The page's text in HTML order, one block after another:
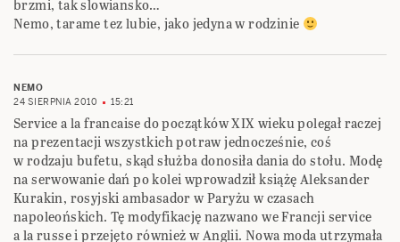
brzmi, tak slowiansko…
Nemo, tarame tez lubie, jako jedyna w rodzinie
NEMO
24 SIERPNIA 2010
15:21
Service a la francaise do początków XIX wieku polegał raczej
na prezentacji wszystkich potraw jednocześnie, coś
w rodzaju bufetu, skąd służba donosiła dania do stołu. Modę
na serwowanie dań po kolei wprowadził książę Aleksander
Kurakin, rosyjski ambasador w Paryżu w czasach
napoleońskich. Tę modyfikację nazwano we Francji service
a la russe i przejęto również w Anglii. Nowa moda utrzymała